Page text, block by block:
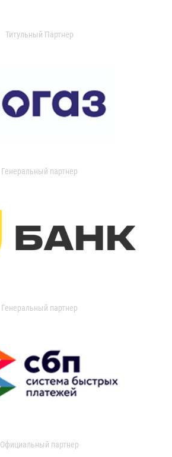
Титульный Партнер
Генеральный партнер
Генеральный партнер
Официальный партнер